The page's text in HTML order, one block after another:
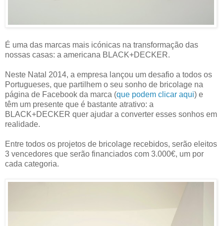
É uma das marcas mais icónicas na transformação das
nossas casas: a americana BLACK+DECKER.
Neste Natal 2014, a empresa lançou um desafio a todos os
Portugueses, que partilhem o seu sonho de bricolage na
página de Facebook da marca (que podem clicar aqui) e
têm um presente que é bastante atrativo: a
BLACK+DECKER quer ajudar a converter esses sonhos em
realidade.
Entre todos os projetos de bricolage recebidos, serão eleitos
3 vencedores que serão financiados com 3.000€, um por
cada categoria.